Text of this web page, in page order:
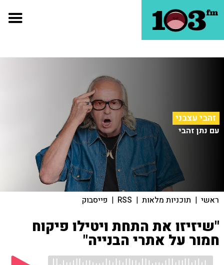
זהבי עצבני
עם נתן זהבי
ראשי | תוכניות מלאות |
RSS
| פייסבוק
"שיזיזו את התחת ויטילו פיקוח
חמור על אתרי הבנייה"